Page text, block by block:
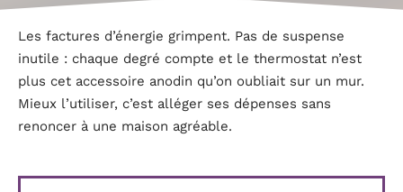
Les factures d’énergie grimpent. Pas de suspense
inutile : chaque degré compte et le thermostat n’est
plus cet accessoire anodin qu’on oubliait sur un mur.
Mieux l’utiliser, c’est alléger ses dépenses sans
renoncer à une maison agréable.